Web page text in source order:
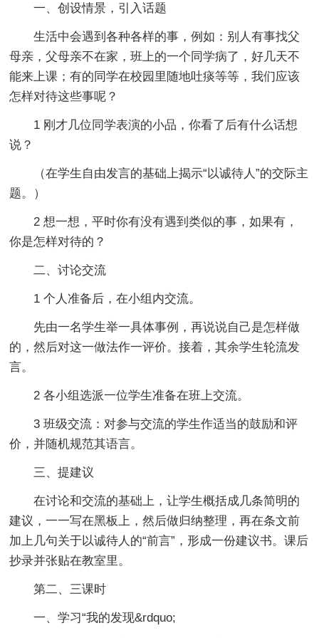
一、创设情景，引入话题
生活中会遇到各种各样的事，例如：别人有事找父
母亲，父母亲不在家，班上的一个同学病了，好几天不
能来上课；有的同学在校园里随地吐痰等等，我们应该
怎样对待这些事呢？
1 刚才几位同学表演的小品，你看了后有什么话想
说？
（在学生自由发言的基础上揭示“以诚待人”的交际主
题。）
2 想一想，平时你有没有遇到类似的事，如果有，
你是怎样对待的？
二、讨论交流
1 个人准备后，在小组内交流。
先由一名学生举一具体事例，再说说自己是怎样做
的，然后对这一做法作一评价。接着，其余学生轮流发
言。
2 各小组选派一位学生准备在班上交流。
3 班级交流：对参与交流的学生作适当的鼓励和评
价，并随机规范其语言。
三、提建议
在讨论和交流的基础上，让学生概括成几条简明的
建议，一一写在黑板上，然后做归纳整理，再在条文前
加上几句关于以诚待人的“前言”，形成一份建议书。课后
抄录并张贴在教室里。
第二、三课时
一、学习“我的发现&rdquo;